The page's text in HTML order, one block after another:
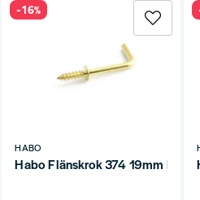
HABO
Habo Flänskrok 374 19mm
-16%